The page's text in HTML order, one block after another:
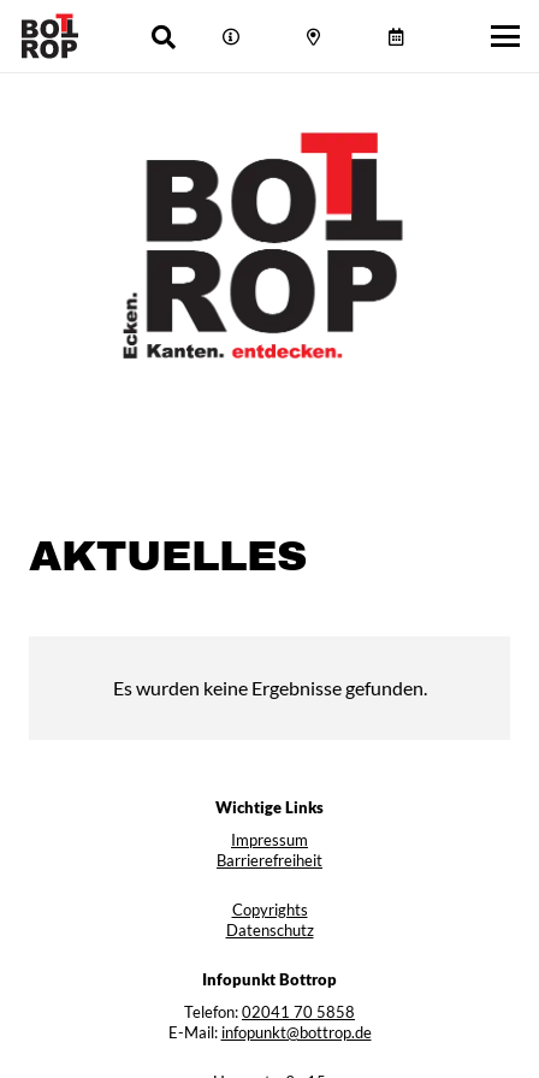
AKTUELLES
Es wurden keine Ergebnisse gefunden.
Wichtige Links
Impressum
Barrierefreiheit
Copyrights
Datenschutz
Infopunkt Bottrop
Telefon:02041 70 5858
E-Mail: infopunkt@bottrop.de